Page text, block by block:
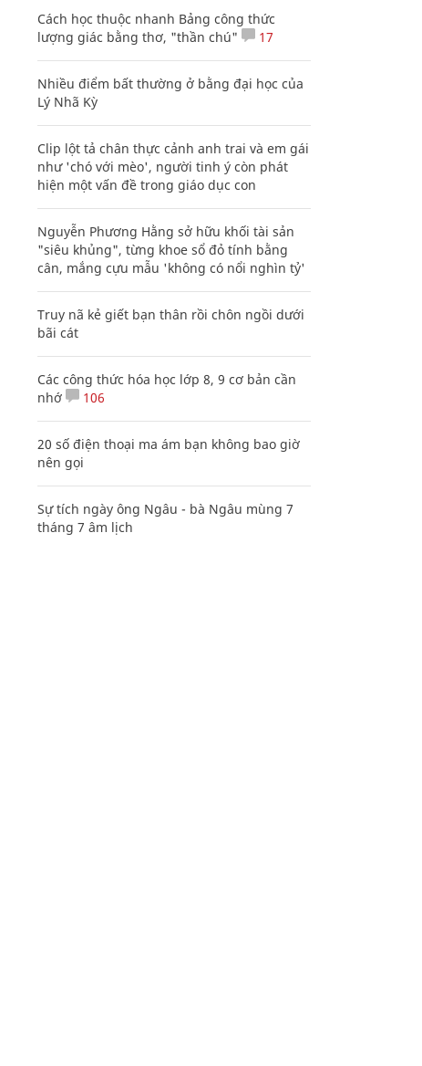
Cách học thuộc nhanh Bảng công thức
lượng giác bằng thơ, "thần chú"
17
Nhiều điểm bất thường ở bằng đại học của
Lý Nhã Kỳ
Clip lột tả chân thực cảnh anh trai và em gái
như 'chó với mèo', người tinh ý còn phát
hiện một vấn đề trong giáo dục con
Nguyễn Phương Hằng sở hữu khối tài sản
"siêu khủng", từng khoe sổ đỏ tính bằng
cân, mắng cựu mẫu 'không có nổi nghìn tỷ'
Truy nã kẻ giết bạn thân rồi chôn ngồi dưới
bãi cát
Các công thức hóa học lớp 8, 9 cơ bản cần
nhớ
106
20 số điện thoại ma ám bạn không bao giờ
nên gọi
Sự tích ngày ông Ngâu - bà Ngâu mùng 7
tháng 7 âm lịch